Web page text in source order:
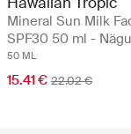
Mineral Sun Milk
SPF30 50 ml - Nägu
50 ML
15.41 € 22.02 €